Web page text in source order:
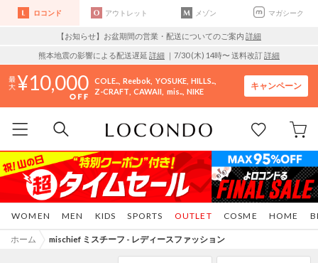
ロコンド アウトレット メゾン マガシーク
【お知らせ】お盆期間の営業・配送についてのご案内 詳細
熊本地震の影響による配送遅延 詳細 ｜7/30 (木) 14時〜 送料改訂詳細
10,000 COLE.. Reebok YOSUKE HILLS..
Z-CRAFT CAWAII mis.. NIKE
キャンペーン
WOMEN MEN KIDS SPORTS COSME HOME
OUTLET
ホーム mischief ミスチーフ - レディースファッション